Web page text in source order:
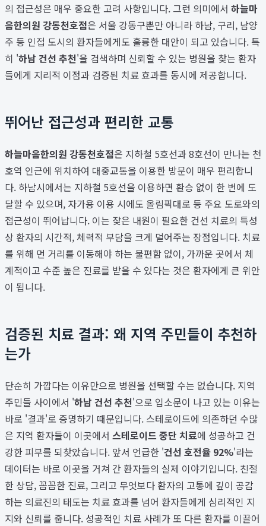
의 접근성은 매우 중요한 고려 사항입니다. 그런 의미에서 하늘마
음한의원 강동천호점은 서울 강동구뿐만 아니라 하남, 구리, 남양
주 등 인접 도시의 환자들에게도 훌륭한 대안이 되고 있습니다. 특
히 '하남 건선 추천'을 검색하며 신뢰할 수 있는 병원을 찾는 환자
들에게 지리적 이점과 검증된 치료 효과를 동시에 제공합니다.
뛰어난 접근성과 편리한 교통
하늘마음한의원 강동천호점은 지하철 5호선과 8호선이 만나는 천
호역 인근에 위치하여 대중교통을 이용한 방문이 매우 편리합니
다. 하남시에서는 지하철 5호선을 이용하면 환승 없이 한 번에 도
달할 수 있으며, 자가용 이용 시에도 올림픽대로 등 주요 도로와의
접근성이 뛰어납니다. 이는 잦은 내원이 필요한 건선 치료의 특성
상 환자의 시간적, 체력적 부담을 크게 덜어주는 장점입니다. 치료
를 위해 먼 거리를 이동해야 하는 불편함 없이, 가까운 곳에서 체
계적이고 수준 높은 진료를 받을 수 있다는 것은 환자에게 큰 위안
이 됩니다.
검증된 치료 결과: 왜 지역 주민들이 추천하
는가
단순히 가깝다는 이유만으로 병원을 선택할 수는 없습니다. 지역
주민들 사이에서 '하남 건선 추천'으로 입소문이 나고 있는 이유는
바로 '결과'로 증명하기 때문입니다. 스테로이드에 의존하던 수많
은 지역 환자들이 이곳에서 스테로이드 중단 치료에 성공하고 건
강한 피부를 되찾았습니다. 앞서 언급한 '건선 호전율 92%'라는
데이터는 바로 이곳을 거쳐 간 환자들의 실제 이야기입니다. 친절
한 상담, 꼼꼼한 진료, 그리고 무엇보다 환자의 고통에 깊이 공감
하는 의료진의 태도는 치료 효과를 넘어 환자들에게 심리적인 지
지와 신뢰를 줍니다. 성공적인 치료 사례가 또 다른 환자를 이끌어